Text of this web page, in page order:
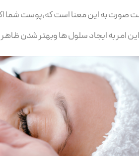
به این معنا است که،پوست شما
امر به ایجاد سلول ها وبهتر شدن